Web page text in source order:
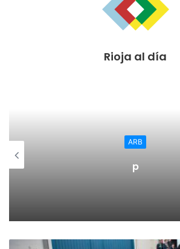
prácticamente el duelo marcando el
y apareció Oshoala que se disfrazó de
Rioja al día
ARB
p